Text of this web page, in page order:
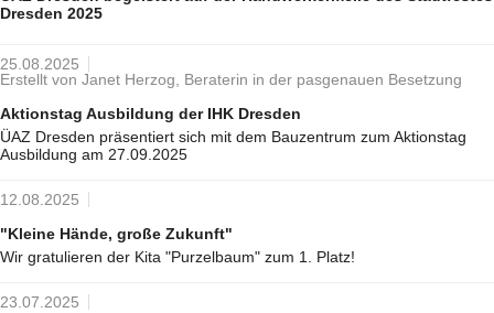
Dresden 2025
25.08.2025
Erstellt von Janet Herzog, Beraterin in der pasgenauen Besetzung
Aktionstag Ausbildung der IHK Dresden
ÜAZ Dresden präsentiert sich mit dem Bauzentrum zum Aktionstag
Ausbildung am 27.09.2025
12.08.2025
"Kleine Hände, große Zukunft"
Wir gratulieren der Kita "Purzelbaum" zum 1. Platz!
23.07.2025